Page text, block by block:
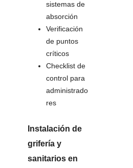
sistemas de
absorción
Verificación
de puntos
críticos
Checklist de
control para
administrado
res
Instalación de
grifería y
sanitarios en